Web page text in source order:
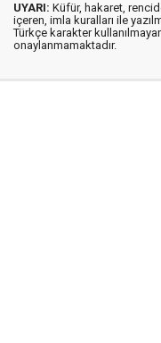
UYARI: Küfür, hakaret,
içeren, imla kuralları ile
Türkçe karakter
onaylanmamaktadır.